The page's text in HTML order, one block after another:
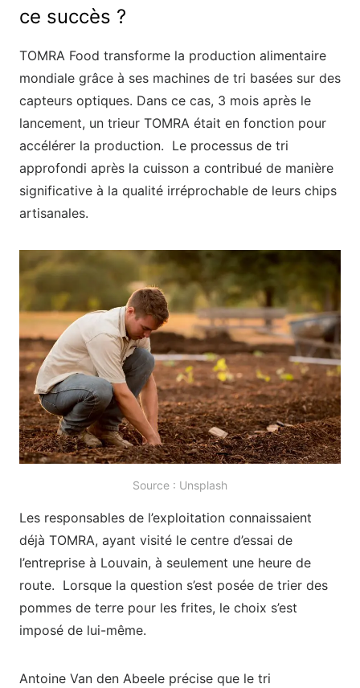
ce succès ?
TOMRA Food transforme la production alimentaire
mondiale grâce à ses machines de tri basées sur des
capteurs optiques. Dans ce cas, 3 mois après le
lancement, un trieur TOMRA était en fonction pour
accélérer la production. Le processus de tri
approfondi après la cuisson a contribué de manière
significative à la qualité irréprochable de leurs chips
artisanales.
Source : Unsplash
Les responsables de l’exploitation connaissaient
déjà TOMRA, ayant visité le centre d’essai de
l’entreprise à Louvain, à seulement une heure de
route. Lorsque la question s’est posée de trier des
pommes de terre pour les frites, le choix s’est
imposé de lui-même.
Antoine Van den Abeele précise que le tri